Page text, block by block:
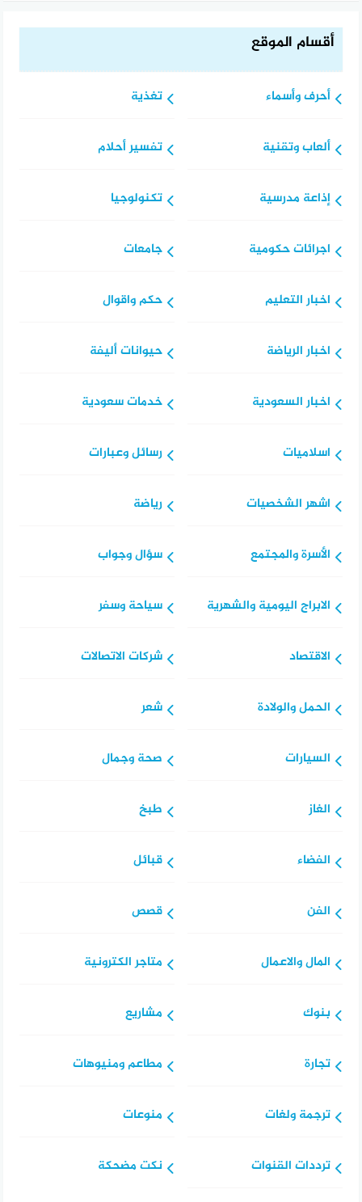
أقسام الموقع
أحرف وأسماء
ألعاب وتقنية
إذاعة مدرسية
اجرائات حكومية
اخبار التعليم
اخبار الرياضة
اخبار السعودية
اسلاميات
اشهر الشخصيات
الأسرة والمجتمع
الابراج اليومية والشهرية
الاقتصاد
الحمل والولادة
السيارات
الغاز
الفضاء
الفن
المال والاعمال
بنوك
تجارة
ترجمة ولغات
ترددات القنوات
تغذية
تفسير أحلام
تكنولوجيا
جامعات
حكم واقوال
حيوانات أليفة
خدمات سعودية
رسائل وعبارات
رياضة
سؤال وجواب
سياحة وسفر
شركات الاتصالات
شعر
صحة وجمال
طبخ
قبائل
قصص
متاجر الكترونية
مشاريع
مطاعم ومنيوهات
منوعات
نكت مضحكة